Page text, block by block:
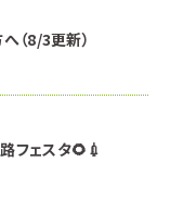
（8/3更新）
ェスタ🌻💉